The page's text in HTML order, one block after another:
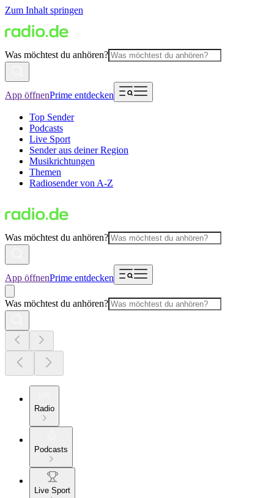
Zum Inhalt springen
Was möchtest du anhören?
App öffnenPrime entdecken
Top Sender
Podcasts
Live Sport
Sender aus deiner Region
Musikrichtungen
Themen
Radiosender von A-Z
Was möchtest du anhören?
App öffnenPrime entdecken
Was möchtest du anhören?
Radio
Podcasts
Live Sport